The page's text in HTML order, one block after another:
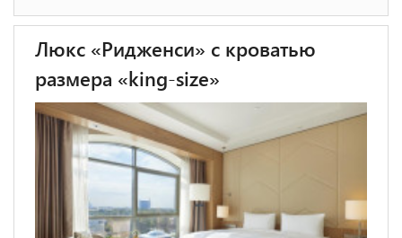
Люкс «Ридженси» с кроватью
размера «king-size»